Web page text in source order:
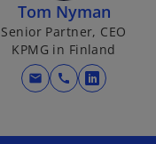
Tom Nyman
Senior Partner, CEO
KPMG in Finland
mail call
o